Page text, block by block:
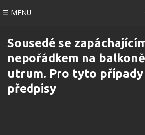
☰ MENU
Sousedé se
nepořádkem na
utrum. Pro tyto
předpisy